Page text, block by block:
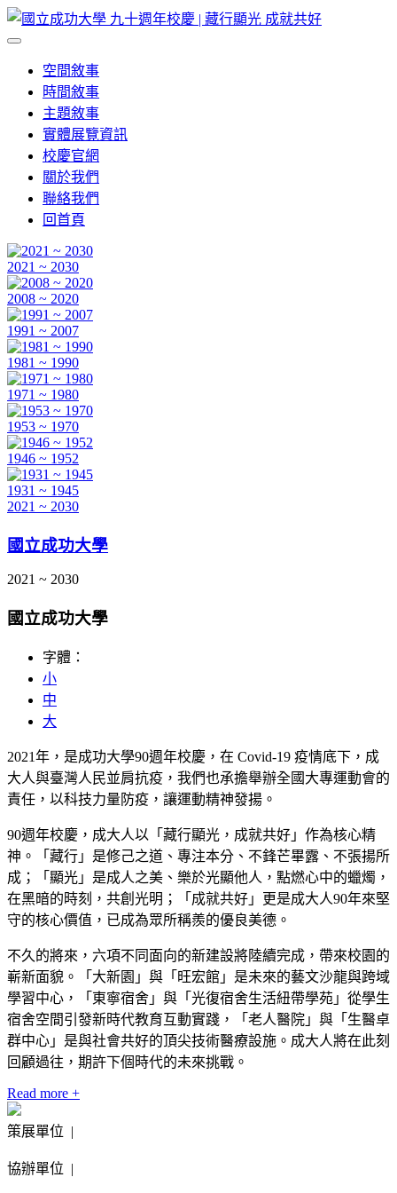
空間敘事
時間敘事
主題敘事
實體展覽資訊
校慶官網
關於我們
聯絡我們
回首頁
2021 ~ 2030
2008 ~ 2020
1991 ~ 2007
1981 ~ 1990
1971 ~ 1980
1953 ~ 1970
1946 ~ 1952
1931 ~ 1945
2021 ~ 2030
國立成功大學
2021 ~ 2030
國立成功大學
字體：
小
中
大
2021年，是成功大學90週年校慶，在 Covid-19 疫情底下，成
大人與臺灣人民並肩抗疫，我們也承擔舉辦全國大專運動會的
責任，以科技力量防疫，讓運動精神發揚。
90週年校慶，成大人以「藏行顯光，成就共好」作為核心精
神。「藏行」是修己之道、專注本分、不鋒芒畢露、不張揚所
成；「顯光」是成人之美、樂於光顯他人，點燃心中的蠟燭，
在黑暗的時刻，共創光明；「成就共好」更是成大人90年來堅
守的核心價值，已成為眾所稱羨的優良美德。
不久的將來，六項不同面向的新建設將陸續完成，帶來校園的
嶄新面貌。「大新園」與「旺宏館」是未來的藝文沙龍與跨域
學習中心，「東寧宿舍」與「光復宿舍生活紐帶學苑」從學生
宿舍空間引發新時代教育互動實踐，「老人醫院」與「生醫卓
群中心」是與社會共好的頂尖技術醫療設施。成大人將在此刻
回顧過往，期許下個時代的未來挑戰。
Read more +
策展單位 |
協辦單位 |